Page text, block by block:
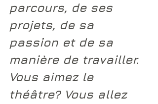
parcours, de ses
projets, de sa
passion et de sa
manière de travailler.
Vous aimez le
théâtre? Vous allez